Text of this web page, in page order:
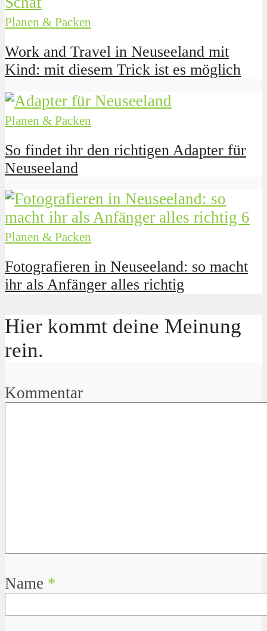
Planen & Packen
Work and Travel in Neuseeland mit
Kind: mit diesem Trick ist es möglich
Planen & Packen
So findet ihr den richtigen Adapter für
Neuseeland
Planen & Packen
Fotografieren in Neuseeland: so macht
ihr als Anfänger alles richtig
Hier kommt deine Meinung
rein.
Kommentar
Name *